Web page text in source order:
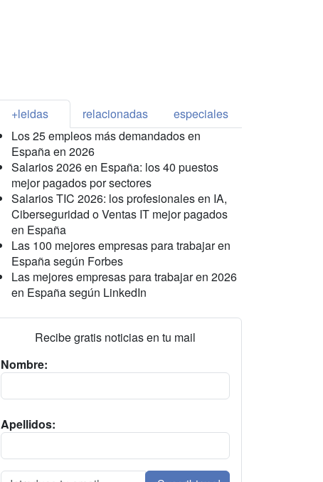
+leidas relacionadas
especiales
Los 25 empleos más demandados en
España en 2026
Salarios 2026 en España: los 40 puestos
mejor pagados por sectores
Salarios TIC 2026: los profesionales en IA,
Ciberseguridad o Ventas IT mejor pagados
en España
Las 100 mejores empresas para trabajar en
España según Forbes
Las mejores empresas para trabajar en 2026
en España según LinkedIn
Recibe gratis noticias en tu mail
Nombre:
Apellidos: